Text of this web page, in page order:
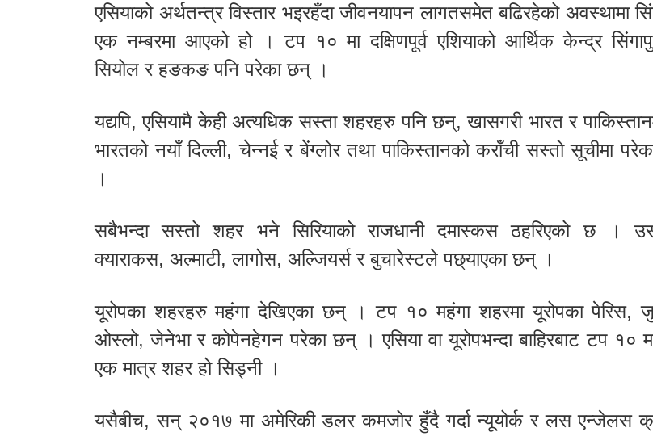
एसियाको अर्थतन्त्र विस्तार भइरहँदा जीवनयापन लागतसमेत बढिरहेको अवस्थामा
एक नम्बरमा आएको हो । टप १० मा दक्षिणपूर्व एशियाको आर्थिक केन्द्र
सियोल र हङकङ पनि परेका छन् ।
यद्यपि, एसियामै केही अत्यधिक सस्ता शहरहरु पनि छन्, खासगरी भारत र
भारतको नयाँ दिल्ली, चेन्नई र बेंग्लोर तथा पाकिस्तानको कराँची सस्तो सूचीमा
।
सबैभन्दा सस्तो शहर भने सिरियाको राजधानी दमास्कस ठहरिएको छ ।
क्याराकस, अल्माटी, लागोस, अल्जियर्स र बुचारेस्टले पछ्याएका छन् ।
यूरोपका शहरहरु महंगा देखिएका छन् । टप १० महंगा शहरमा यूरोपका पेरिस,
ओस्लो, जेनेभा र कोपेनहेगन परेका छन् । एसिया वा यूरोपभन्दा बाहिरबाट टप १०
एक मात्र शहर हो सिड्नी ।
यसैबीच, सन् २०१७ मा अमेरिकी डलर कमजोर हुँदै गर्दा न्यूयोर्क र लस एन्जेलस